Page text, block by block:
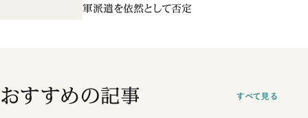
軍派遣を依然として否定
おすすめの記事 すべて見る